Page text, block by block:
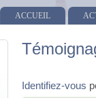
ACCUEIL
Identifiez-vous